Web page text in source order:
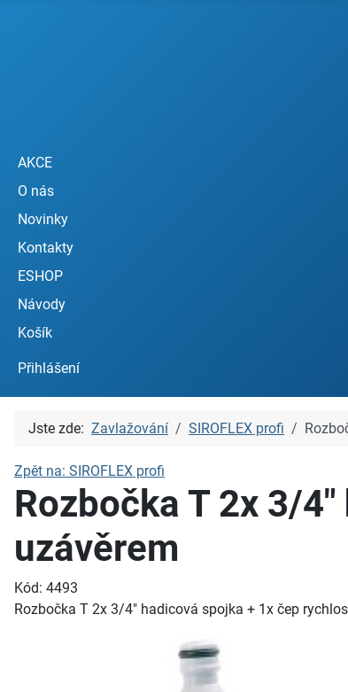
AKCE
O nás
Novinky
Kontakty
ESHOP
Návody
Košík
Přihlášení
Jste zde: Zavlažování SIROFLEX profi
Zpět na: SIROFLEX profi
Rozbočka T 2x 3/
uzávěrem
Kód: 4493
Rozbočka T 2x 3/4" hadicová spojka + 1x čep